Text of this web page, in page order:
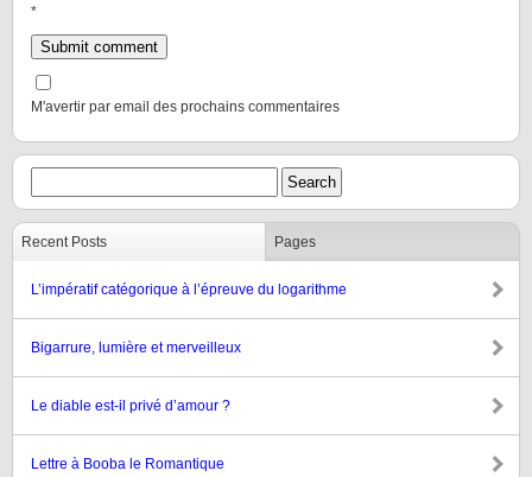
*
M'avertir par email des prochains commentaires
Recent Posts Pages
L’impératif catégorique à l’épreuve du logarithme
Bigarrure, lumière et merveilleux
Le diable est-il privé d’amour ?
Lettre à Booba le Romantique